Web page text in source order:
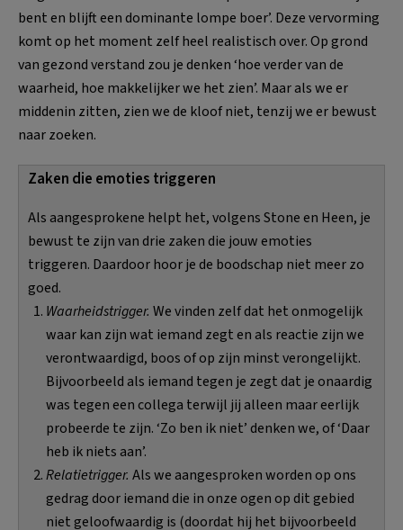
bent en blijft een dominante lompe boer’. Deze vervorming
komt op het moment zelf heel realistisch over. Op grond
van gezond verstand zou je denken ‘hoe verder van de
waarheid, hoe makkelijker we het zien’. Maar als we er
middenin zitten, zien we de kloof niet, tenzij we er bewust
naar zoeken.
Zaken die emoties triggeren
Als aangesprokene helpt het, volgens Stone en Heen, je
bewust te zijn van drie zaken die jouw emoties
triggeren. Daardoor hoor je de boodschap niet meer zo
goed.
Waarheidstrigger. We vinden zelf dat het onmogelijk
waar kan zijn wat iemand zegt en als reactie zijn we
verontwaardigd, boos of op zijn minst verongelijkt.
Bijvoorbeeld als iemand tegen je zegt dat je onaardig
was tegen een collega terwijl jij alleen maar eerlijk
probeerde te zijn. ‘Zo ben ik niet’ denken we, of ‘Daar
heb ik niets aan’.
Relatietrigger. Als we aangesproken worden op ons
gedrag door iemand die in onze ogen op dit gebied
niet geloofwaardig is (doordat hij het bijvoorbeeld